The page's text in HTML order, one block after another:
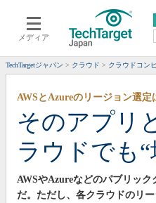
メディア
クラウド
スマートモバイル
ネットワーク
システム運用管理
エ
ERP
CX
情報
TechTargetジャパン クラウド クラウドコン
そのアプリ
ラウドでも
AWSとAzureのリージョン選定
AWSやAzureなどのパブリッ
だ。ただし、各クラウドのリ